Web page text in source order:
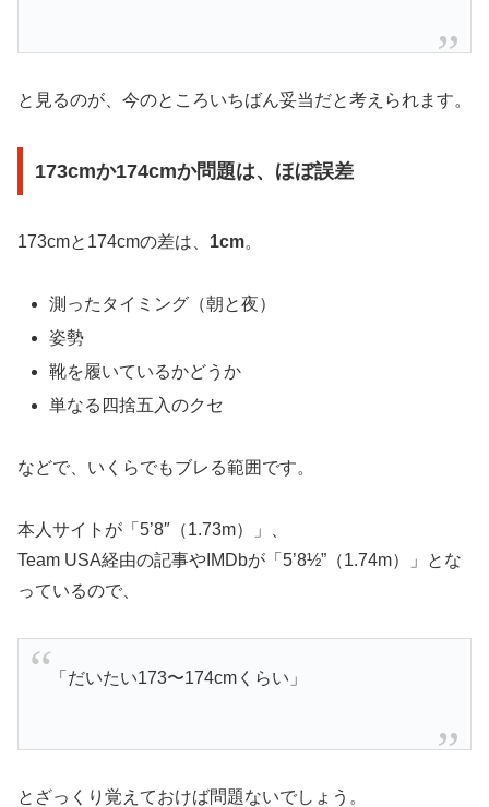
と見るのが、今のところいちばん妥当だと考えられます。
173cmか174cmか問題は、ほぼ誤差
173cmと174cmの差は、 1cm。
測ったタイミング（朝と夜）
姿勢
靴を履いているかどうか
単なる四捨五入のクセ
などで、いくらでもブレる範囲です。
本人サイトが「5’8″（1.73m）」、
Team USA経由の記事やIMDbが「5’8½”（1.74m）」とな
っているので、
「だいたい173〜174cmくらい」
とざっくり覚えておけば問題ないでしょう。